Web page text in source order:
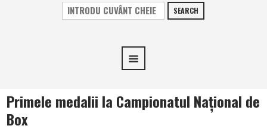
SEARCH
Primele medalii la Campionatul Naţional de
Box